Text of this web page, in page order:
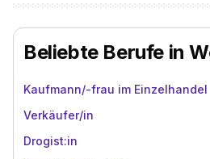
Beliebte Berufe in
Kaufmann/-frau im Einzelhandel
Verkäufer/in
Drogist:in